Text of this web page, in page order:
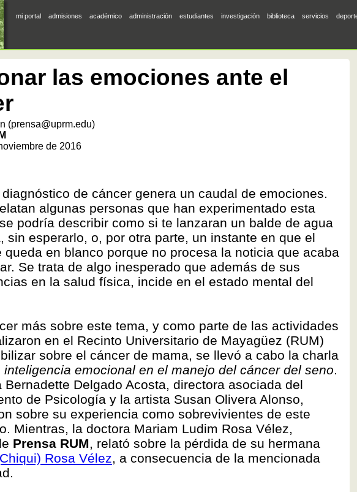
mi portal admisiones académico administración estudiantes investigación biblioteca servicios
las emociones ante el
(prensa@uprm.edu)
de 2016
de cáncer genera un caudal de emociones.
algunas personas que han experimentado esta
podría describir como si te lanzaran un balde de agua
sin esperarlo, o, por otra parte, un instante en que el
queda en blanco porque no procesa la noticia que acaba
Se trata de algo inesperado que además de sus
en la salud física, incide en el estado mental del
más sobre este tema, y como parte de las actividades
en el Recinto Universitario de Mayagüez (RUM)
sobre el cáncer de mama, se llevó a cabo la charla
inteligencia emocional en el manejo del cáncer del seno.
Bernadette Delgado Acosta, directora asociada del
de Psicología y la artista Susan Olivera Alonso,
sobre su experiencia como sobrevivientes de este
Mientras, la doctora Mariam Ludim Rosa Vélez,
Prensa RUM, relató sobre la pérdida de su hermana
Rosa Vélez, a consecuencia de la mencionada